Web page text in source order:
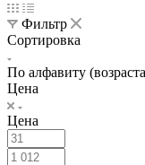
Фильтр
Сортировка
По алфавиту
Цена
Цена